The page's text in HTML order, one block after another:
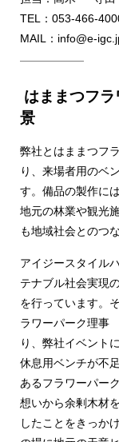
TEL：053-466-
MAIL：info@e-
はままつフ
景
弊社とはままつフ
り、来場者用のベ
す。備品の製作に
地元の林業や観光
も地域社会とのつ
アイジースタイル
テナブル社会実現
を行っています。
ラワーパーク理事
り、弊社イベント
休息用ベンチが不
あるフラワーパー
想いから余剰木材
したことをきっか